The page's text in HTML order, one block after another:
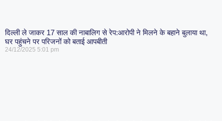
दिल्ली ले जाकर 17 साल की नाबालिग से रेप:आरोपी ने मिलने के बहाने बुलाया था,
घर पहुंचने पर परिजनों को बताई आपबीती
24/12/2025 5:01 pm